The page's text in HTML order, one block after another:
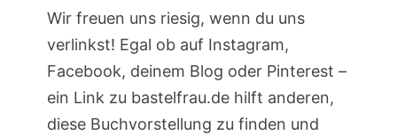
Wir freuen uns riesig, wenn du uns
verlinkst! Egal ob auf Instagram,
Facebook, deinem Blog oder Pinterest –
ein Link zu bastelfrau.de hilft anderen,
diese Buchvorstellung zu finden und